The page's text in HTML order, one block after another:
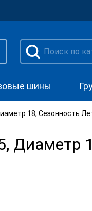
шины
18, Сезонность